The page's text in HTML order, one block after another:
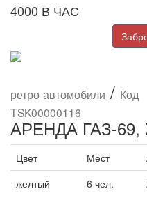
4000 В ЧАС
ретро-автомобили / Код
TSK00000116
АРЕНДА ГАЗ-
Цвет Мест
желтый
6 чел.